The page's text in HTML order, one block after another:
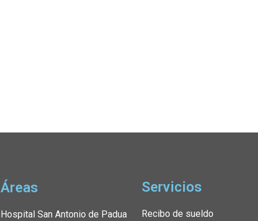
Áreas
Hospital San Antonio de Padua
Servicios
Recibo de sueldo